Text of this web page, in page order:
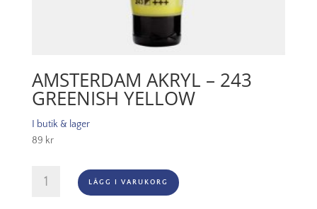
AMSTERDAM AKRYL – 243
GREENISH YELLOW
I butik & lager
89 kr
Amsterdam
Akryl
LÄGG I VARUKORG